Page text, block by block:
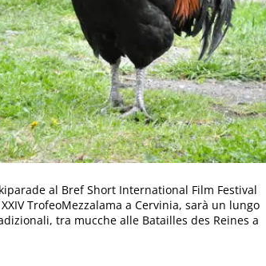
al Bref Short International Film Festival
TrofeoMezzalama a Cervinia, sarà un lungo
tra mucche alle Batailles des Reines a